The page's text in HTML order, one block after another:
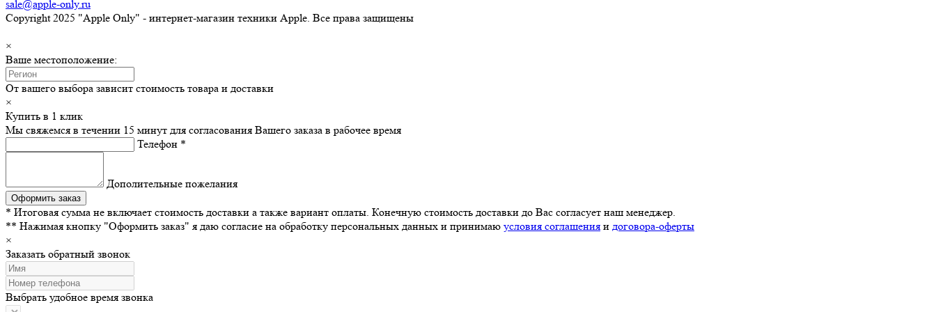
sale@apple-only.ru
Copyright 2025 "Apple Only" - интернет-магазин техники Apple. Все права защищены
×
Ваше местоположение:
От вашего выбора зависит стоимость товара и доставки
×
Купить в 1 клик
Мы свяжемся в течении 15 минут для согласования Вашего заказа в рабочее время
Телефон *
Дополительные пожелания
* Итоговая сумма не включает стоимость доставки а также вариант оплаты. Конечную стоимость доставки до Вас согласует наш менеджер.
** Нажимая кнопку "Оформить заказ" я даю согласие на обработку персональных данных и принимаю условия соглашения и договора-оферты
×
Заказать обратный звонок
Выбрать удобное время звонка